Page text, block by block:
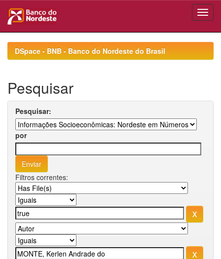
navigationDSpace - BNB - Banco do Nordeste do Brasil
Pesquisar
Pesquisar:
por
Filtros correntes: